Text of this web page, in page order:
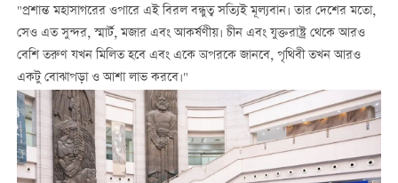
"প্রশান্ত মহাসাগরের ওপারে এই বিরল বন্ধুত্ব সত্যিই মূল্যবান। তার দেশের মতো,
সেও এত সুন্দর, স্মার্ট, মজার এবং আকর্ষণীয়। চীন এবং যুক্তরাষ্ট্র থেকে আরও
বেশি তরুণ যখন মিলিত হবে এবং একে অপরকে জানবে, পৃথিবী তখন আরও
একটু বোঝাপড়া ও আশা লাভ করবে।"